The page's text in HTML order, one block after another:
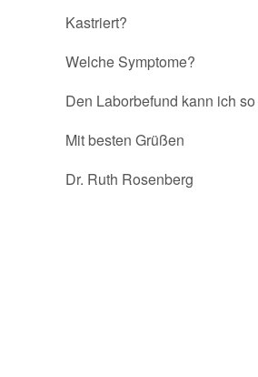
Kastriert?
Welche Symptome?
Den Laborbefund kann ich
Mit besten Grüßen
Dr. Ruth Rosenberg